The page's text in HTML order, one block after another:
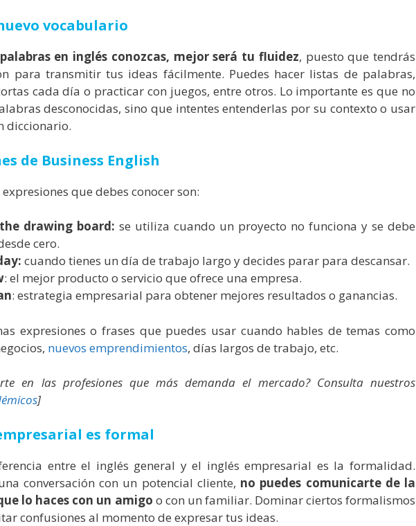
vocabulario
en inglés conozcas, mejor será tu fluidez, puesto que tendrás
para transmitir tus ideas fácilmente. Puedes hacer listas de palabras,
cada día o practicar con juegos, entre otros. Lo importante es que no
desconocidas, sino que intentes entenderlas por su contexto o usar
diccionario.
de Business English
que debes conocer son:
drawing board: se utiliza cuando un proyecto no funciona y se debe
cero.
cuando tienes un día de trabajo largo y decides parar para descansar.
: el mejor producto o servicio que ofrece una empresa.
: estrategia empresarial para obtener mejores resultados o ganancias.
expresiones o frases que puedes usar cuando hables de temas como
nuevos emprendimientos, días largos de trabajo, etc.
en las profesiones que más demanda el mercado? Consulta nuestros
]
es formal
entre el inglés general y el inglés empresarial es la formalidad.
conversación con un potencial cliente, no puedes comunicarte de la
lo haces con un amigo o con un familiar. Dominar ciertos formalismos
confusiones al momento de expresar tus ideas.